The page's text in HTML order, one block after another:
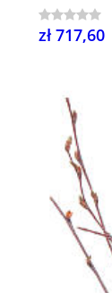
zł 717,60